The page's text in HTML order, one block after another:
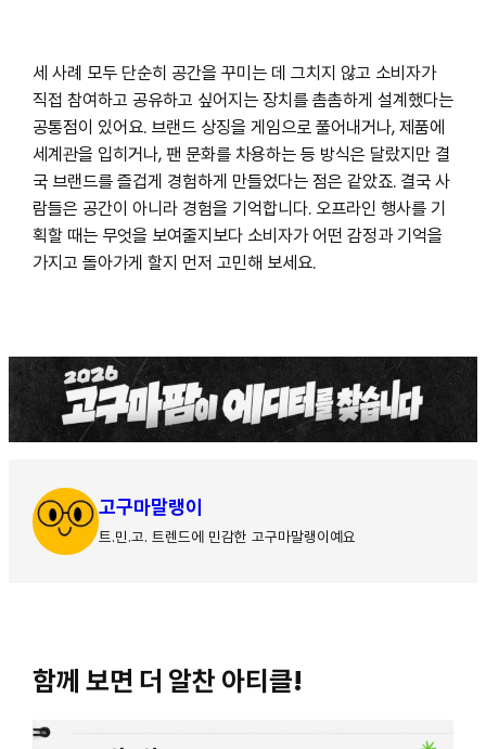
세 사례 모두 단순히 공간을 꾸미는 데 그치지 않고 소비자가
직접 참여하고 공유하고 싶어지는 장치를 촘촘하게 설계했다는
공통점이 있어요. 브랜드 상징을 게임으로 풀어내거나, 제품에
세계관을 입히거나, 팬 문화를 차용하는 등 방식은 달랐지만 결
국 브랜드를 즐겁게 경험하게 만들었다는 점은 같았죠. 결국 사
람들은 공간이 아니라 경험을 기억합니다. 오프라인 행사를 기
획할 때는 무엇을 보여줄지보다 소비자가 어떤 감정과 기억을
가지고 돌아가게 할지 먼저 고민해 보세요.
고구마말랭이
트.민.고. 트렌드에 민감한 고구마말랭이예요
함께 보면 더 알찬 아티클!